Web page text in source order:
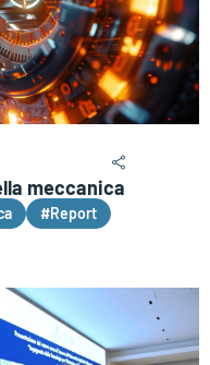
meccanica
#Report